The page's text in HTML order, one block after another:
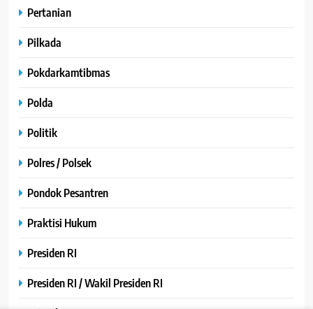
Pertanian
Pilkada
Pokdarkamtibmas
Polda
Politik
Polres / Polsek
Pondok Pesantren
Praktisi Hukum
Presiden RI
Presiden RI / Wakil Presiden RI